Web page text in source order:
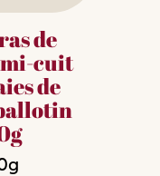
de
cuit
de